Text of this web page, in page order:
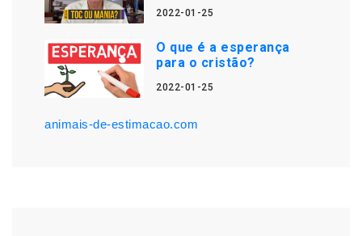
2022-01-25
O que é a esperança
para o cristão?
2022-01-25
animais-de-estimacao.com